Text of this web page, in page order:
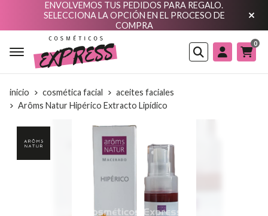
ENVOLVEMOS TUS PEDIDOS PARA REGALO.
SELECCIONA LA OPCIÓN EN EL PROCESO DE
COMPRA
Buscar
0
inicio cosmética facial
aceites faciales
Arôms Natur Hipérico Extracto Lipídico